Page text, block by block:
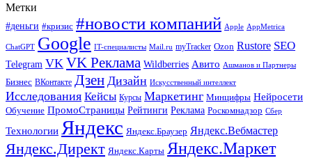
Метки
#деньги #кризис #новости компаний Apple AppMetrica
ChatGPT Google IT-специалисты Mail.ru myTracker Ozon Rustore SEO
Telegram VK VK Реклама Wildberries Авито Ашманов и Партнеры
Бизнес ВКонтакте Дзен Дизайн Искусственный интеллект
Исследования Кейсы Курсы Маркетинг Минцифры Нейросети
Обучение ПромоСтраницы Рейтинги Реклама Роскомнадзор Сбер
Технологии Яндекс Яндекс.Браузер Яндекс.Вебмастер
Яндекс.Директ Яндекс.Карты Яндекс.Маркет